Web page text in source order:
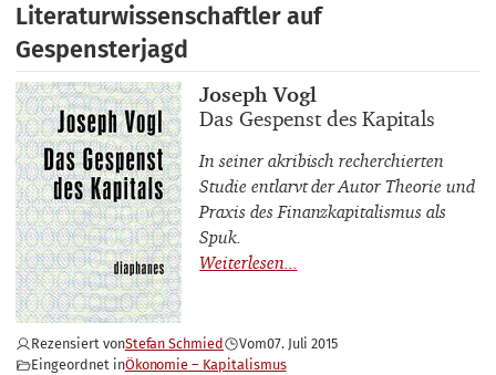
Literaturwissenschaftler auf
Gespensterjagd
Buchautor_innen
Joseph Vogl
Buchtitel
Das Gespenst des Kapitals
In seiner akribisch recherchierten
Studie entlarvt der Autor Theorie und
Praxis des Finanzkapitalismus als
Spuk.
Rezensiert vonStefan Schmied Vom07. Juli 2015
Eingeordnet inÖkonomie – Kapitalismus